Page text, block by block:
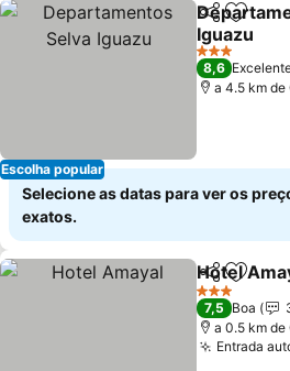
Escolha popular
Partilhar
Iguazu
Ver preços
3 Estrelas
8,6
a 4.5 km
Selecione as datas para ver os
exatos.
Partilhar
Hotel
3 Estrelas
7,5 Boa
a 0.5 km
Entrada